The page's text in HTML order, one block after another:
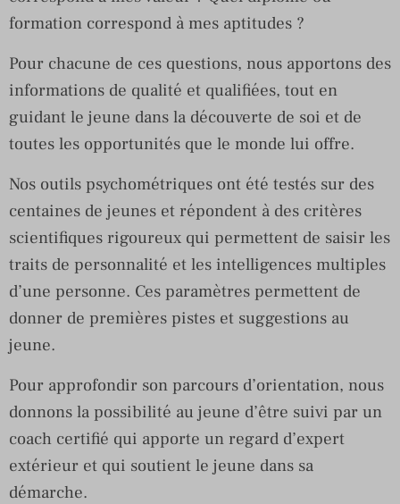
formation correspond à mes aptitudes ?
Pour chacune de ces questions, nous apportons des
informations de qualité et qualifiées, tout en
guidant le jeune dans la découverte de soi et de
toutes les opportunités que le monde lui offre.
Nos outils psychométriques ont été testés sur des
centaines de jeunes et répondent à des critères
scientifiques rigoureux qui permettent de saisir les
traits de personnalité et les intelligences multiples
d’une personne. Ces paramètres permettent de
donner de premières pistes et suggestions au
jeune.
Pour approfondir son parcours d’orientation, nous
donnons la possibilité au jeune d’être suivi par un
coach certifié qui apporte un regard d’expert
extérieur et qui soutient le jeune dans sa
démarche.